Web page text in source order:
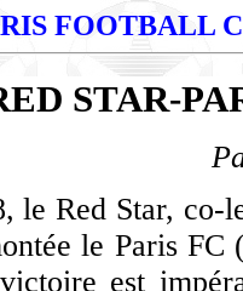
FOOTBALL
STAR-
le Red Star,
le Paris
est